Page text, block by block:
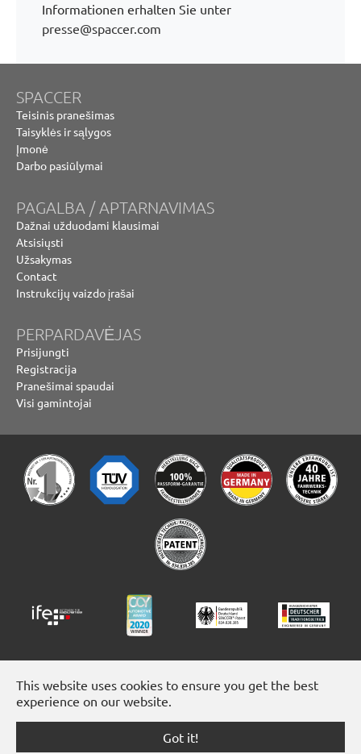
This website uses cookies to ensure you get the best
experience on our website.
Got it!
Informationen erhalten Sie unter
presse@spaccer.com
SPACCER
Teisinis pranešimas
Taisyklės ir sąlygos
Įmonė
Darbo pasiūlymai
PAGALBA / APTARNAVIMAS
Dažnai užduodami klausimai
Atsisiųsti
Užsakymas
Contact
Instrukcijų vaizdo įrašai
PERPARDAVĖJAS
Prisijungti
Registracija
Pranešimai spaudai
Visi gamintojai
Instagram